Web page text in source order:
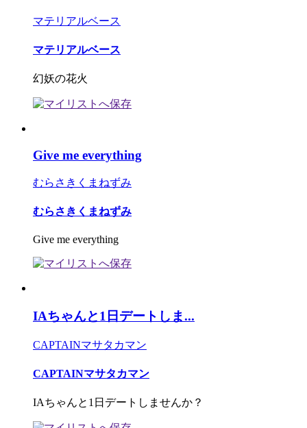
マテリアルベース
マテリアルベース
幻妖の花火
Give me everything
むらさきくまねずみ
むらさきくまねずみ
Give me everything
IAちゃんと1日デートしま...
CAPTAINマサタカマン
CAPTAINマサタカマン
IAちゃんと1日デートしませんか？